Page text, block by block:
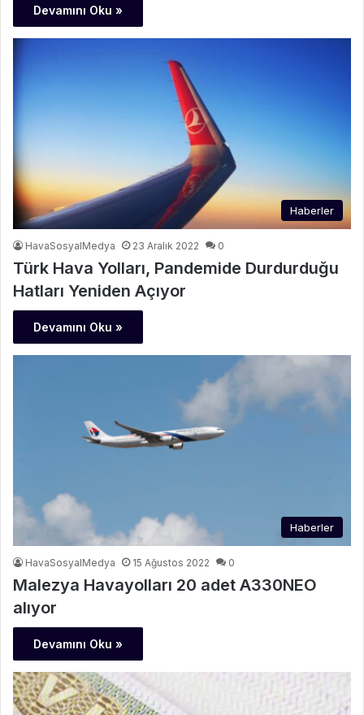
Devamını Oku »
Haberler
HavaSosyalMedya 23 Aralık 2022 0
Türk Hava Yolları, Pandemide Durdurduğu
Hatları Yeniden Açıyor
Devamını Oku »
Haberler
HavaSosyalMedya 15 Ağustos 2022 0
Malezya Havayolları 20 adet A330NEO
alıyor
Devamını Oku »